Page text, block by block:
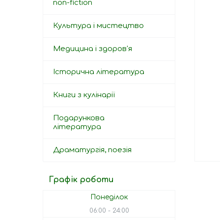
non-fiction
Культура і мистецтво
Медицина і здоров'я
Історична література
Книги з кулінарії
Подарункова
література
Драматургія, поезія
Графік роботи
Понеділок
06:00 24:00